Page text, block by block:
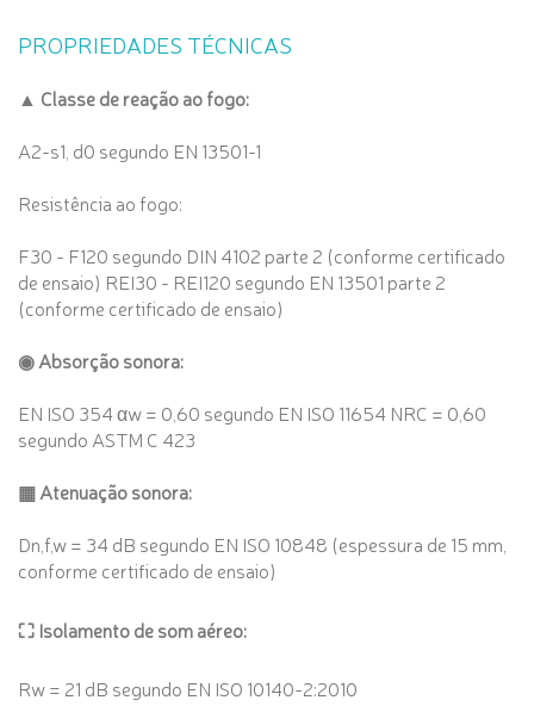
PROPRIEDADES TÉCNICAS
▲ Classe de reação ao fogo:
A2-s1, d0 segundo EN 13501-1
Resistência ao fogo:
F30 - F120 segundo DIN 4102 parte 2 (conforme certificado
de ensaio) REI30 - REI120 segundo EN 13501 parte 2
(conforme certificado de ensaio)
◉ Absorção sonora:
EN ISO 354 αw = 0,60 segundo EN ISO 11654 NRC = 0,60
segundo ASTM C 423
▦ Atenuação sonora:
Dn,f,w = 34 dB segundo EN ISO 10848 (espessura de 15 mm,
conforme certificado de ensaio)
⛶ Isolamento de som aéreo:
Rw = 21 dB segundo EN ISO 10140-2:2010